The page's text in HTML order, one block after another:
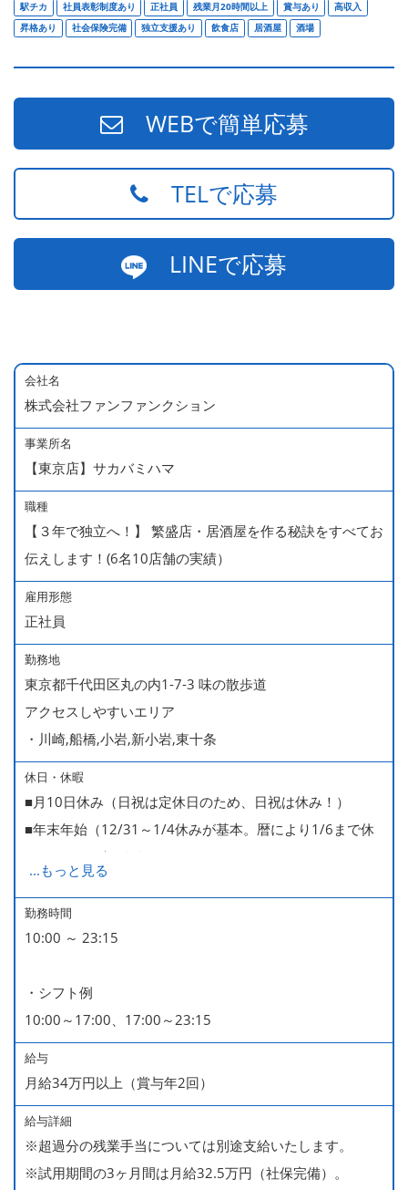
駅チカ
社員表彰制度あり 正社員 残業月20時間以上 賞与あり
高収入
昇格あり
社会保険完備 独立支援あり 飲食店 居酒屋 酒場
WEBで簡単応募
TELで応募
LINEで応募
会社名
株式会社ファンファンクション
事業所名
【東京店】サカバミハマ
職種
【３年で独立へ！】 繁盛店・居酒屋を作る秘訣をすべてお
伝えします！(6名10店舗の実績）
雇用形態
正社員
勤務地
東京都千代田区丸の内1-7-3 味の散歩道
アクセスしやすいエリア
・川崎,船橋,小岩,新小岩,東十条
休日・休暇
■月10日休み（日祝は定休日のため、日祝は休み！）
■年末年始（12/31～1/4休みが基本。暦により1/6まで休
みなどもございます）
■GW・お盆（暦通り）
■有給休暇
■慶弔休暇
率100％ ＊2023～2025年実績）
...もっと見る
勤務時間
10:00 ～ 23:15
・シフト例
10:00～17:00、17:00～23:15
給与
月給34万円以上（賞与年2回）
給与詳細
※超過分の残業手当については別途支給いたします。
※試用期間の3ヶ月間は月給32.5万円（社保完備）。